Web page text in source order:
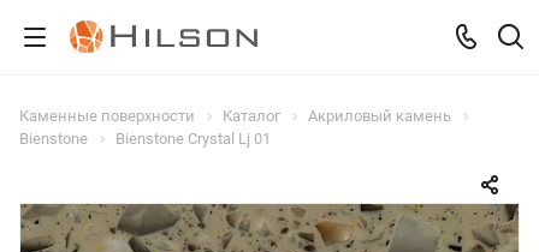
Каменные поверхности Каталог
Акриловый камень
Bienstone
Bienstone Crystal Lj 01